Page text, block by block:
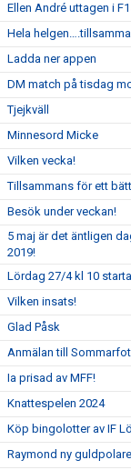
Ellen André uttagen i
Hela
Ladda ner appen
DM match på tisdag
Tjejkväll
Minnesord Micke
Vilken vecka!
Tillsammans för ett
Besök under veckan!
5 maj är det äntligen
2019!
Lördag 27/4 kl 10
Vilken insats!
Glad Påsk
Anmälan till
Ia prisad av MFF!
Knattespelen 2024
Köp bingolotter av IF
Raymond ny